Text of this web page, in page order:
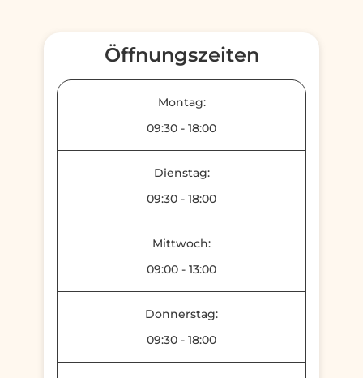
Öffnungszeiten
Montag:
09:30 - 18:00
Dienstag:
09:30 - 18:00
Mittwoch:
09:00 - 13:00
Donnerstag:
09:30 - 18:00